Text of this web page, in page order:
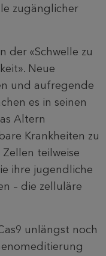
zugänglicher
der «Schwelle zu
Neue
und aufregende
es in seinen
Altern
Krankheiten zu
teilweise
ihre jugendliche
– die zelluläre
unlängst noch